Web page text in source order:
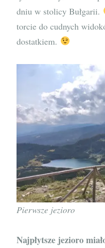
dniu w stolicy Bułgarii.
torcie do cudnych
dostatkiem.
Pierwsze jezioro
Najpłytsze jezioro